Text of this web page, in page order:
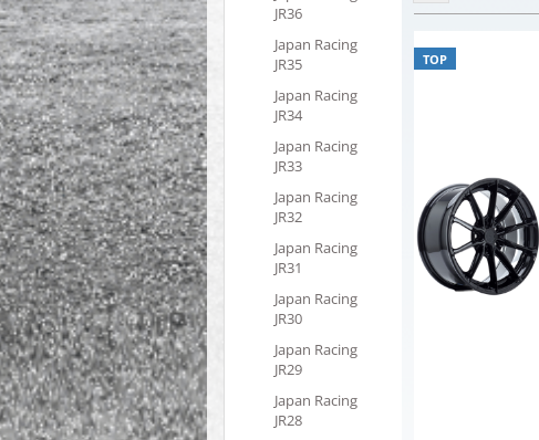
TOP
JR36
Japan Racing
JR35
Japan Racing
JR34
Japan Racing
JR33
Japan Racing
JR32
Japan Racing
JR31
Japan Racing
JR30
Japan Racing
JR29
Japan Racing
JR28